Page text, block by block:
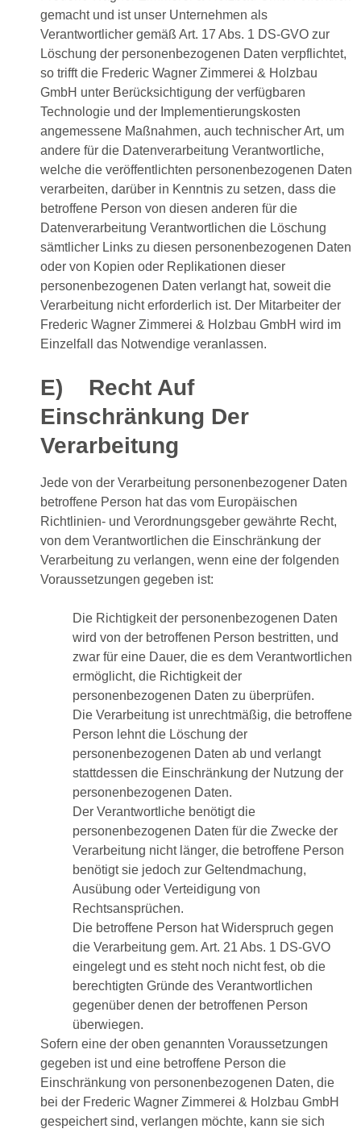
gemacht und ist unser Unternehmen als
Verantwortlicher gemäß Art. 17 Abs. 1 DS-GVO zur
Löschung der personenbezogenen Daten verpflichtet,
so trifft die Frederic Wagner Zimmerei & Holzbau
GmbH unter Berücksichtigung der verfügbaren
Technologie und der Implementierungskosten
angemessene Maßnahmen, auch technischer Art, um
andere für die Datenverarbeitung Verantwortliche,
welche die veröffentlichten personenbezogenen Daten
verarbeiten, darüber in Kenntnis zu setzen, dass die
betroffene Person von diesen anderen für die
Datenverarbeitung Verantwortlichen die Löschung
sämtlicher Links zu diesen personenbezogenen Daten
oder von Kopien oder Replikationen dieser
personenbezogenen Daten verlangt hat, soweit die
Verarbeitung nicht erforderlich ist. Der Mitarbeiter der
Frederic Wagner Zimmerei & Holzbau GmbH wird im
Einzelfall das Notwendige veranlassen.
E) Recht Auf
Einschränkung Der
Verarbeitung
Jede von der Verarbeitung personenbezogener Daten
betroffene Person hat das vom Europäischen
Richtlinien- und Verordnungsgeber gewährte Recht,
von dem Verantwortlichen die Einschränkung der
Verarbeitung zu verlangen, wenn eine der folgenden
Voraussetzungen gegeben ist:
Die Richtigkeit der personenbezogenen Daten
wird von der betroffenen Person bestritten, und
zwar für eine Dauer, die es dem Verantwortlichen
ermöglicht, die Richtigkeit der
personenbezogenen Daten zu überprüfen.
Die Verarbeitung ist unrechtmäßig, die betroffene
Person lehnt die Löschung der
personenbezogenen Daten ab und verlangt
stattdessen die Einschränkung der Nutzung der
personenbezogenen Daten.
Der Verantwortliche benötigt die
personenbezogenen Daten für die Zwecke der
Verarbeitung nicht länger, die betroffene Person
benötigt sie jedoch zur Geltendmachung,
Ausübung oder Verteidigung von
Rechtsansprüchen.
Die betroffene Person hat Widerspruch gegen
die Verarbeitung gem. Art. 21 Abs. 1 DS-GVO
eingelegt und es steht noch nicht fest, ob die
berechtigten Gründe des Verantwortlichen
gegenüber denen der betroffenen Person
überwiegen.
Sofern eine der oben genannten Voraussetzungen
gegeben ist und eine betroffene Person die
Einschränkung von personenbezogenen Daten, die
bei der Frederic Wagner Zimmerei & Holzbau GmbH
gespeichert sind, verlangen möchte, kann sie sich